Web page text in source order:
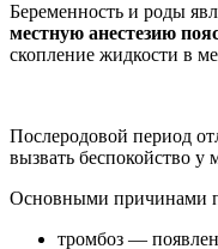
Беременность и роды
местную анестезию
скопление жидкости в
Послеродовой период
вызвать беспокойство
Основными причинами
тромбоз —